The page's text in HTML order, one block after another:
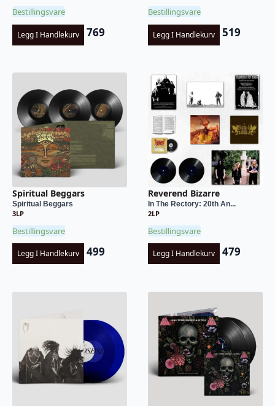
Bestillingsvare
Legg I Handlekurv 769
Bestillingsvare
Legg I Handlekurv 519
Spiritual Beggars
Spiritual Beggars
3LP
Bestillingsvare
Legg I Handlekurv 499
Reverend Bizarre
In The Rectory: 20th An...
2LP
Bestillingsvare
Legg I Handlekurv 479